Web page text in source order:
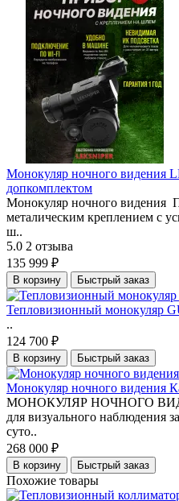
Монокуляр ночного видения
допкомплектом
Монокуляр ночного видения
металическим креплением с
ш..
5.0 2 отзыва
135 999 ₽
В корзину Быстрый заказ
Тепловизионный монокуляр
..
124 700 ₽
В корзину Быстрый заказ
Монокуляр ночного видения
МОНОКУЛЯР НОЧНОГО
для визуального наблюдения
суто..
268 000 ₽
В корзину Быстрый заказ
Похожие товары